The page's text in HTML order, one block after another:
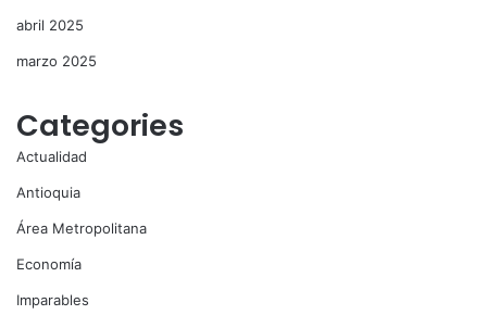
abril 2025
marzo 2025
Categories
Actualidad
Antioquia
Área Metropolitana
Economía
Imparables